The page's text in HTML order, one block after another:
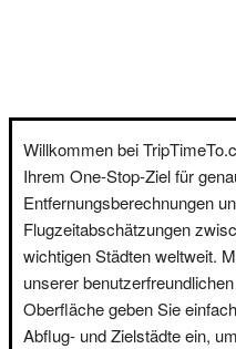
Willkommen bei
Ihrem One-Stop-Ziel für
Entfernungsberechnungen
Flugzeitabschätzungen
wichtigen Städten weltweit.
unserer benutzerfreundlichen
Oberfläche geben Sie
Abflug- und Zielstädte ein, um